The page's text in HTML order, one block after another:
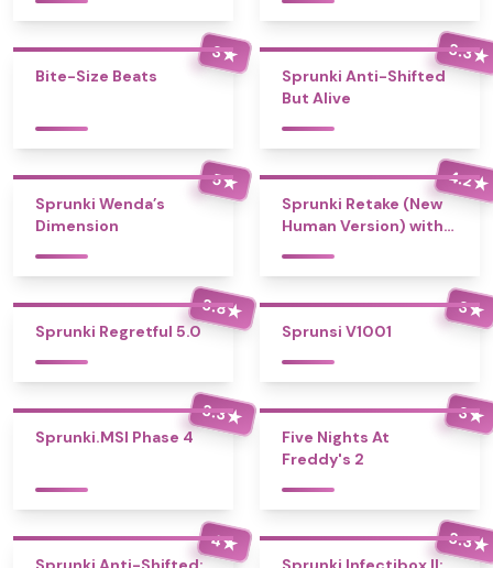
3★
Bite-Size Beats
3.3★
Sprunki Anti-Shifted
But Alive
5★
Sprunki Wenda’s
Dimension
4.2★
Sprunki Retake (New
Human Version) with
3.8★
Sprunki Regretful 5.0
3★
Sprunsi V1001
3.3★
Sprunki.MSI Phase 4
3★
Five Nights At
Freddy's 2
4★ 3.3★